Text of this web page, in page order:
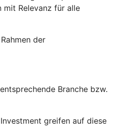
mit Relevanz für alle
der
Branche bzw.
greifen auf diese